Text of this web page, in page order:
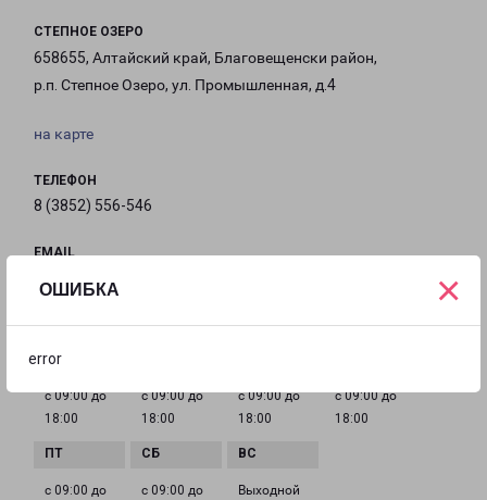
ОШИБКА
error
×
СТЕПНОЕ ОЗЕРО
658655, Алтайский край, Благовещенски район,
р.п. Степное Озеро, ул. Промышленная, д.4
на карте
ТЕЛЕФОН
8 (3852) 556-546
EMAIL
ГРАФИК РАБОТЫ
с 09:00 до
18:00
с 09:00 до
18:00
с 09:00 до
18:00
с 09:00 до
18:00
с 09:00 до
с 09:00 до
Выходной